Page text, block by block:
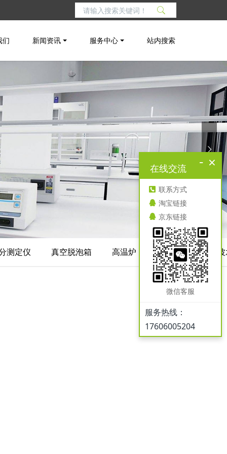
们 新闻资讯 服务中心 站内搜索
测定仪 真空脱泡箱 高温炉 搅拌器 超声
×
-
在线交流
联系方式
淘宝链接
京东链接
微信客服
服务热线：
17606005204